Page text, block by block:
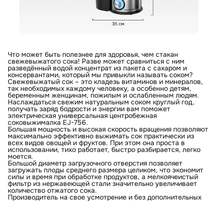
Что может быть полезнее для здоровья, чем стакан
свежевыжатого сока! Разве может сравниться с ним
разведённый водой концентрат из пакета с сахаром и
консервантами, который мы привыкли называть соком?
Свежевыжатый сок – это кладезь витаминов и минералов,
так необходимых каждому человеку, а особенно детям,
беременным женщинам, пожилым и ослабленным людям.
Наслаждаться свежим натуральным соком круглый год,
получать заряд бодрости и энергии вам поможет
электрическая универсальная центробежная
соковыжималка EJ-756.
Большая мощность и высокая скорость вращения позволяют
максимально эффективно выжимать сок практически из
всех видов овощей и фруктов. При этом она проста в
использовании, тихо работает, быстро разбирается, легко
моется.
Большой диаметр загрузочного отверстия позволяет
загружать плоды среднего размера целиком, что экономит
силы и время при обработке продуктов, а мелкоячеистый
фильтр из нержавеющей стали значительно увеличивает
количество отжатого сока.
Производитель на свое усмотрение и без дополнительных